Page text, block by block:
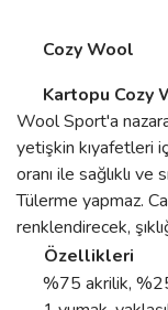
Cozy Wool
Kartopu Cozy
Wool Sport'a
yetişkin kıyafetleri
oranı ile sağlıklı ve
Tülerme yapmaz.
renklendirecek,
Özellikleri
%75 akrilik,